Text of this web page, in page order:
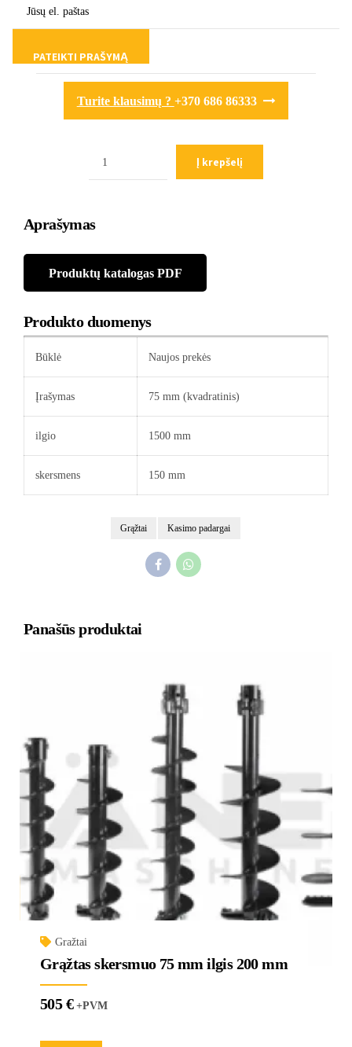
Turite klausimų ? +370 686 86333
Į krepšelį
Aprašymas
Produktų katalogas PDF
Produkto duomenys
Būklė Naujos prekės
Įrašymas 75 mm (kvadratinis)
ilgio 1500 mm
skersmens 150 mm
Grąžtai Kasimo padargai
Panašūs produktai
Gražtai
Grąžtas skersmuo 75 mm ilgis 200 mm
505€+PVM